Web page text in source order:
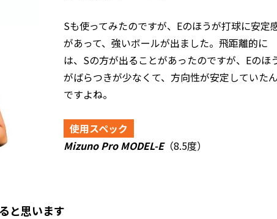
Sも使ってみたのですが、Eのほうが打球に安定
があって、強いボールが出ました。飛距離的に
は、Sの方が出ることがあったのですが、Eのほ
がばらつきが少なくて、方向性が安定していたん
ですよね。
使用スペック
Mizuno Pro MODEL-E（8.5度）
と思います